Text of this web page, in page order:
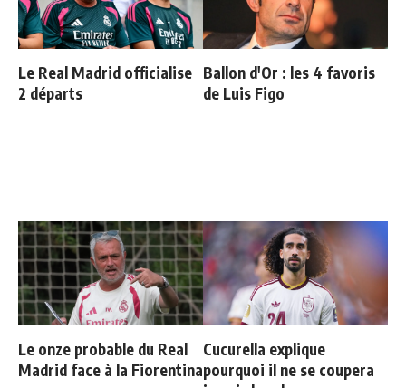
Le Real Madrid officialise
2 départs
Ballon d'Or : les 4 favoris
de Luis Figo
Le onze probable du Real
Madrid face à la Fiorentina
Cucurella explique
pourquoi il ne se coupera